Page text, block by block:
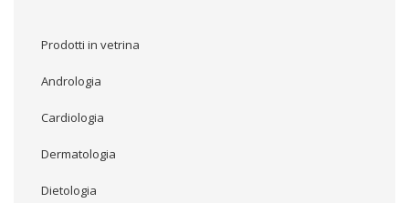
Prodotti in vetrina
Andrologia
Cardiologia
Dermatologia
Dietologia